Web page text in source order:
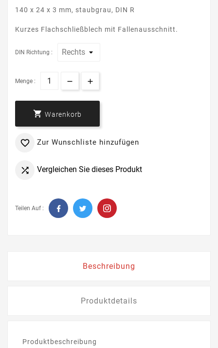
140 x 24 x 3 mm, staubgrau, DIN R
Kurzes Flachschließblech mit Fallenausschnitt.
DIN Richtung :
Menge :
 Warenkorb
 Zur Wunschliste hinzufügen
 Vergleichen Sie dieses Produkt
Teilen Auf :
Beschreibung
Produktdetails
Produktbeschreibung